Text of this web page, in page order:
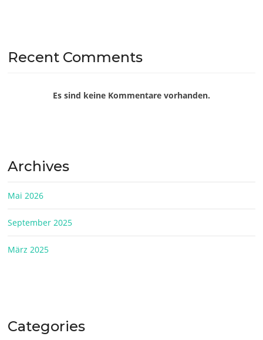
Recent Comments
Es sind keine Kommentare vorhanden.
Archives
Mai 2026
September 2025
März 2025
Categories